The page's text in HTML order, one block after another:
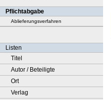
Pflichtabgabe
Ablieferungsverfahren
Listen
Titel
Autor / Beteiligte
Ort
Verlag